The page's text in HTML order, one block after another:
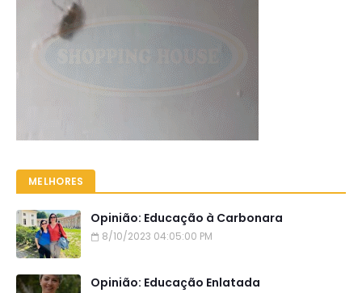
MELHORES
Opinião: Educação à Carbonara
8/10/2023 04:05:00 PM
Opinião: Educação Enlatada